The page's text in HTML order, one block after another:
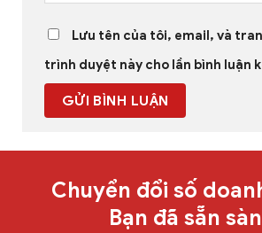
Lưu tên của tôi, email, và
trình duyệt này cho lần bình luận
Chuyển đổi số
Bạn đã sẵn